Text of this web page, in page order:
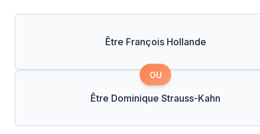
Être François Hollande
OU
Être Dominique Strauss-Kahn